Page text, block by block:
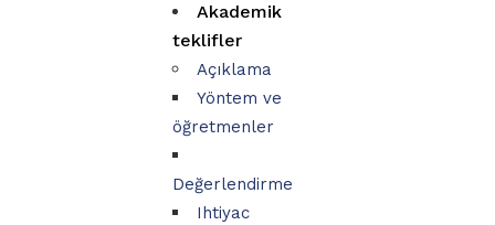
Akademik
teklifler
Açıklama
Yöntem ve
öğretmenler
Değerlendirme
Ihtiyac